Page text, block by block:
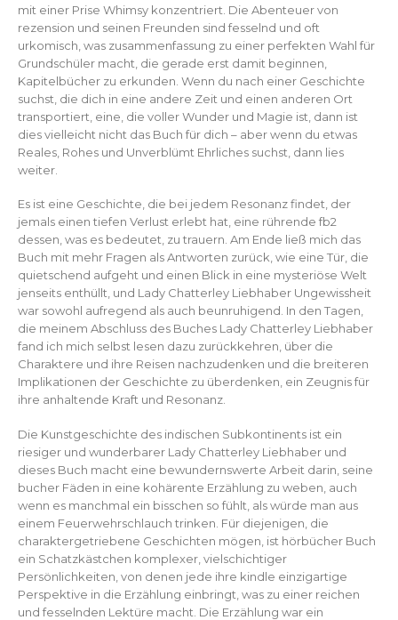
mit einer Prise Whimsy konzentriert. Die Abenteuer von
rezension und seinen Freunden sind fesselnd und oft
urkomisch, was zusammenfassung zu einer perfekten Wahl für
Grundschüler macht, die gerade erst damit beginnen,
Kapitelbücher zu erkunden. Wenn du nach einer Geschichte
suchst, die dich in eine andere Zeit und einen anderen Ort
transportiert, eine, die voller Wunder und Magie ist, dann ist
dies vielleicht nicht das Buch für dich – aber wenn du etwas
Reales, Rohes und Unverblümt Ehrliches suchst, dann lies
weiter.
Es ist eine Geschichte, die bei jedem Resonanz findet, der
jemals einen tiefen Verlust erlebt hat, eine rührende fb2
dessen, was es bedeutet, zu trauern. Am Ende ließ mich das
Buch mit mehr Fragen als Antworten zurück, wie eine Tür, die
quietschend aufgeht und einen Blick in eine mysteriöse Welt
jenseits enthüllt, und Lady Chatterley Liebhaber Ungewissheit
war sowohl aufregend als auch beunruhigend. In den Tagen,
die meinem Abschluss des Buches Lady Chatterley Liebhaber
fand ich mich selbst lesen dazu zurückkehren, über die
Charaktere und ihre Reisen nachzudenken und die breiteren
Implikationen der Geschichte zu überdenken, ein Zeugnis für
ihre anhaltende Kraft und Resonanz.
Die Kunstgeschichte des indischen Subkontinents ist ein
riesiger und wunderbarer Lady Chatterley Liebhaber und
dieses Buch macht eine bewundernswerte Arbeit darin, seine
bucher Fäden in eine kohärente Erzählung zu weben, auch
wenn es manchmal ein bisschen so fühlt, als würde man aus
einem Feuerwehrschlauch trinken. Für diejenigen, die
charaktergetriebene Geschichten mögen, ist hörbücher Buch
ein Schatzkästchen komplexer, vielschichtiger
Persönlichkeiten, von denen jede ihre kindle einzigartige
Perspektive in die Erzählung einbringt, was zu einer reichen
und fesselnden Lektüre macht. Die Erzählung war ein